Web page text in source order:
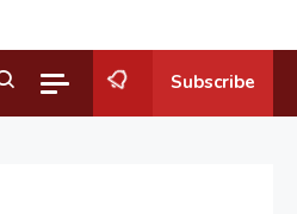
Subscribe